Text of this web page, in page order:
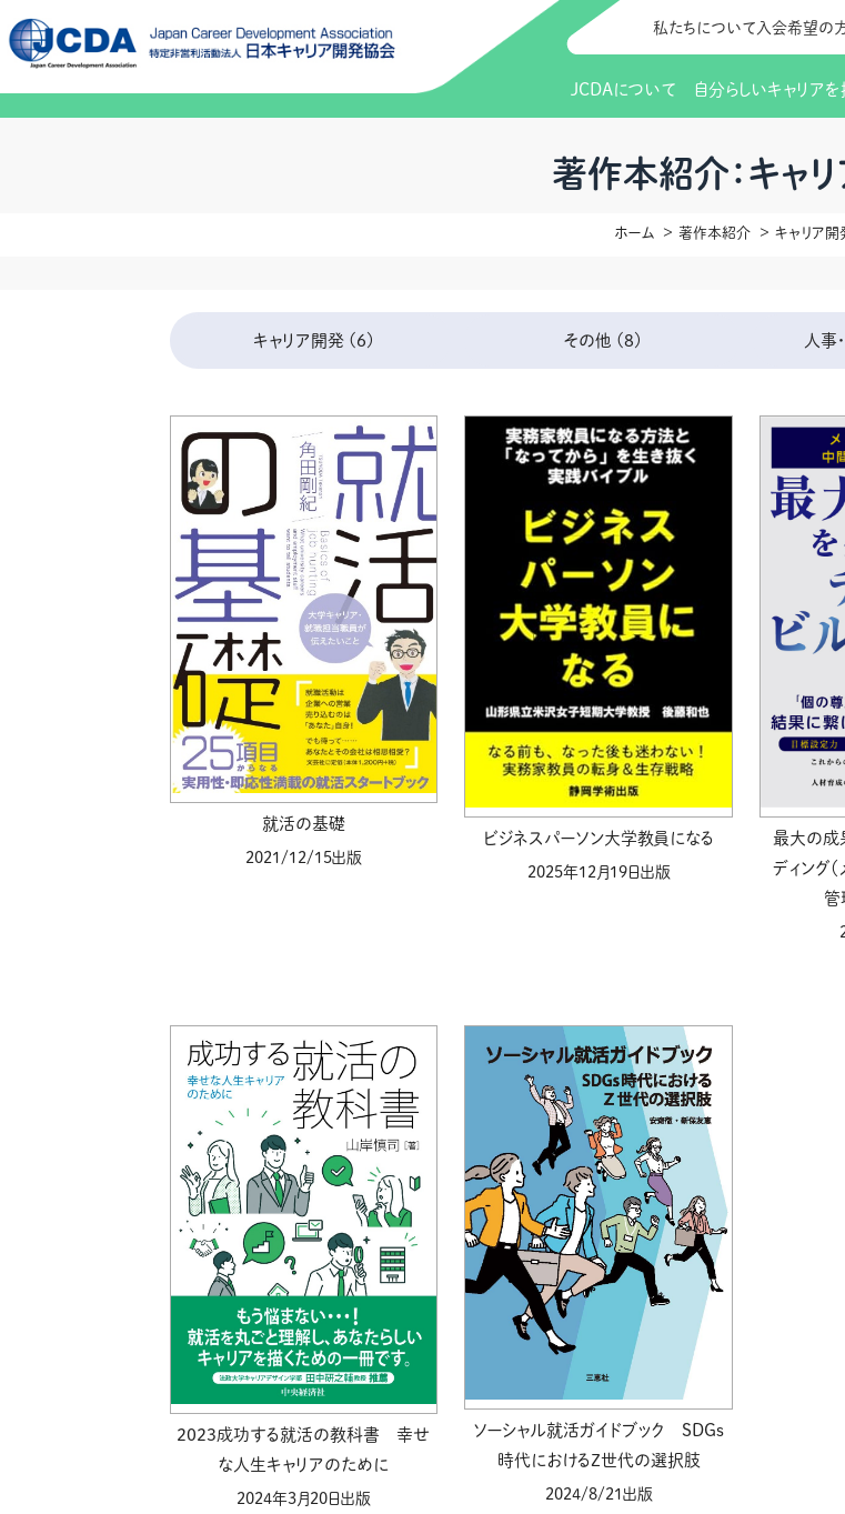
私たちについて 入会希望の
JCDAについて
JCDAのビジョン
イベント
キャリア支援サービス
自分らしいキャリアを
入会のご案内
定款・細則等各種規定
会報誌バックナンバー
支部のご紹介
支部長・地区長一覧
研修情報（お知らせ）
（更新講習・スキルアップ）
指導者を目指すための研修
ピアファシリテーター紹介
JCDA認定インストラクター紹介
著作本紹介：キャ
ホーム 著作本紹介 キャリア開
キャリア開発 (6) その他 (8) 人事
就活の基礎
2021/12/15出版
ビジネスパーソン大学教員になる
2025年12月19日出版
最大の成
ディング
管
2023成功する就活の教科書 幸せ
な人生キャリアのために
2024年3月20日出版
ソーシャル就活ガイドブック SDGs
時代におけるZ世代の選択肢
2024/8/21出版